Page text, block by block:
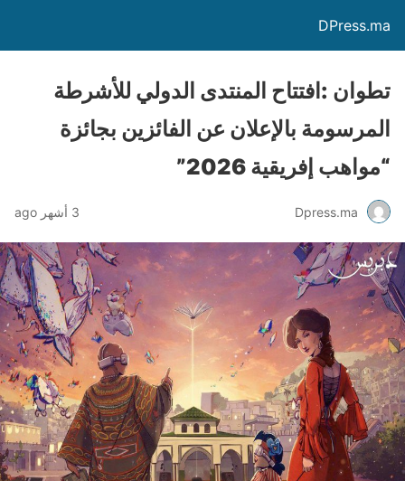
DPress.ma
تطوان :افتتاح المنتدى الدولي للأشرطة
المرسومة بالإعلان عن الفائزين بجائزة
“مواهب إفريقية 2026”
Dpress.ma 3 أشهر ago